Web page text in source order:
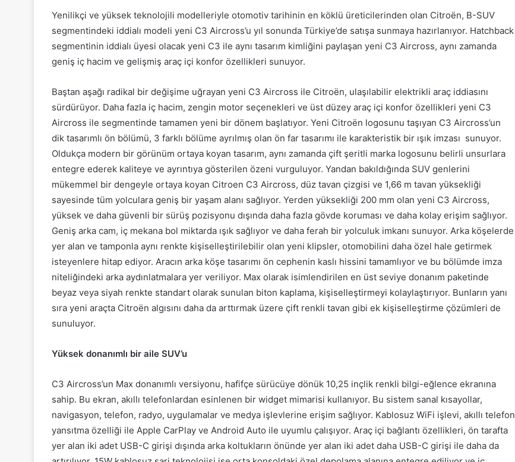
Yenilikçi ve yüksek teknolojili modelleriyle otomotiv tarihinin en köklü üreticilerinden olan Citroën, B-SUV
segmentindeki iddialı modeli yeni C3 Aircross’u yıl sonunda Türkiye’de satışa sunmaya hazırlanıyor. Hatchback
segmentinin iddialı üyesi olacak yeni C3 ile aynı tasarım kimliğini paylaşan yeni C3 Aircross, aynı zamanda
geniş iç hacim ve gelişmiş araç içi konfor özellikleri sunuyor.
Baştan aşağı radikal bir değişime uğrayan yeni C3 Aircross ile Citroën, ulaşılabilir elektrikli araç iddiasını
sürdürüyor. Daha fazla iç hacim, zengin motor seçenekleri ve üst düzey araç içi konfor özellikleri yeni C3
Aircross ile segmentinde tamamen yeni bir dönem başlatıyor. Yeni Citroën logosunu taşıyan C3 Aircross’un
dik tasarımlı ön bölümü, 3 farklı bölüme ayrılmış olan ön far tasarımı ile karakteristik bir ışık imzası sunuyor.
Oldukça modern bir görünüm ortaya koyan tasarım, aynı zamanda çift şeritli marka logosunu belirli unsurlara
entegre ederek kaliteye ve ayrıntıya gösterilen özeni vurguluyor. Yandan bakıldığında SUV genlerini
mükemmel bir dengeyle ortaya koyan Citroen C3 Aircross, düz tavan çizgisi ve 1,66 m tavan yüksekliği
sayesinde tüm yolculara geniş bir yaşam alanı sağlıyor. Yerden yüksekliği 200 mm olan yeni C3 Aircross,
yüksek ve daha güvenli bir sürüş pozisyonu dışında daha fazla gövde koruması ve daha kolay erişim sağlıyor.
Geniş arka cam, iç mekana bol miktarda ışık sağlıyor ve daha ferah bir yolculuk imkanı sunuyor. Arka köşelerde
yer alan ve tamponla aynı renkte kişiselleştirilebilir olan yeni klipsler, otomobilini daha özel hale getirmek
isteyenlere hitap ediyor. Aracın arka köşe tasarımı ön cephenin kaslı hissini tamamlıyor ve bu bölümde imza
niteliğindeki arka aydınlatmalara yer veriliyor. Max olarak isimlendirilen en üst seviye donanım paketinde
beyaz veya siyah renkte standart olarak sunulan biton kaplama, kişiselleştirmeyi kolaylaştırıyor. Bunların yanı
sıra yeni araçta Citroën algısını daha da arttırmak üzere çift renkli tavan gibi ek kişiselleştirme çözümleri de
sunuluyor.
Yüksek donanımlı bir aile SUV’u
C3 Aircross’un Max donanımlı versiyonu, hafifçe sürücüye dönük 10,25 inçlik renkli bilgi-eğlence ekranına
sahip. Bu ekran, akıllı telefonlardan esinlenen bir widget mimarisi kullanıyor. Bu sistem sanal kısayollar,
navigasyon, telefon, radyo, uygulamalar ve medya işlevlerine erişim sağlıyor. Kablosuz WiFi işlevi, akıllı telefon
yansıtma özelliği ile Apple CarPlay ve Android Auto ile uyumlu çalışıyor. Araç içi bağlantı özellikleri, ön tarafta
yer alan iki adet USB-C girişi dışında arka koltukların önünde yer alan iki adet daha USB-C girişi ile daha da